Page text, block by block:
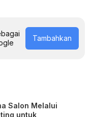
Tambahkan
Salon Melalui
untuk